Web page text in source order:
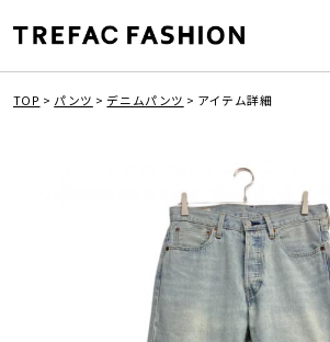
TOP > パンツ > デニムパンツ > アイテム詳細